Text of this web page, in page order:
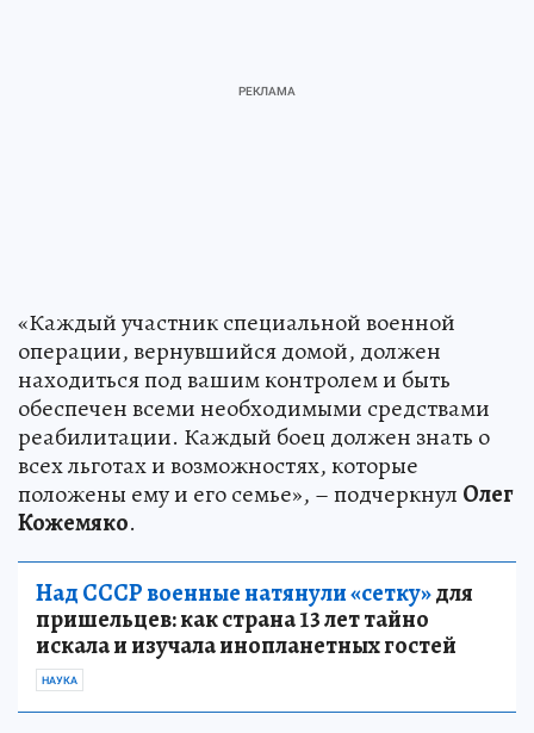
«Каждый участник специальной военной
операции, вернувшийся домой, должен
находиться под вашим контролем и быть
обеспечен всеми необходимыми средствами
реабилитации. Каждый боец должен знать о
всех льготах и возможностях, которые
положены ему и его семье», – подчеркнул Олег
Кожемяко.
Над СССР военные натянули «сетку»для
пришельцев: как страна 13 лет тайно
искала и изучала инопланетных гостей
НАУКА